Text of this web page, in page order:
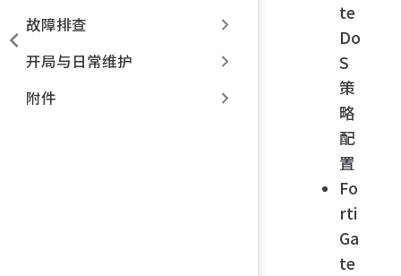
故障排查
开局与日常维护
附件
te
Do
S
策
略
配
置
Fo
rti
Ga
te